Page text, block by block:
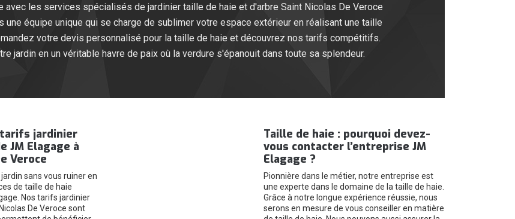
avec les services spécialisés de jardinier taille de haie et d'arbre Saint Nicolas De Veroce
une équipe unique qui se charge de sublimer votre espace extérieur en réalisant une taille
votre devis personnalisé pour la taille de haie et découvrez nos tarifs compétitifs.
jardin en un véritable havre de paix où la verdure s'épanouit dans toute sa splendeur.
jardinier
JM Elagage à
Veroce
sans vous ruiner en
de taille de haie
Nos tarifs jardinier
De Veroce sont
Taille de haie : pourquoi devez-
vous contacter l’entreprise JM
Elagage ?
Pionnière dans le métier, notre entreprise est
une experte dans le domaine de la taille de haie.
Grâce à notre longue expérience réussie, nous
serons en mesure de vous conseiller en matière